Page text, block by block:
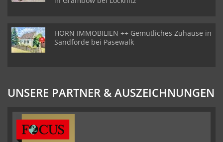
HORN IMMOBILIEN ++ Gemütliches Zuhause in
Sandförde bei Pasewalk
UNSERE PARTNER & AUSZEICHNUNGEN